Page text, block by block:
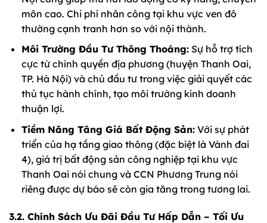
môn cao. Chi phí nhân công tại khu vực ven đô
thường cạnh tranh hơn so với nội thành.
Môi Trường Đầu Tư Thông Thoáng:Sự hỗ trợ tích
cực từ chính quyền địa phương (huyện Thanh Oai,
TP. Hà Nội) và chủ đầu tư trong việc giải quyết các
thủ tục hành chính, tạo môi trường kinh doanh
thuận lợi.
Tiềm Năng Tăng Giá Bất Động Sản:Với sự phát
triển của hạ tầng giao thông (đặc biệt là Vành đai
4), giá trị bất động sản công nghiệp tại khu vực
Thanh Oai nói chung và CCN Phương Trung nói
riêng được dự báo sẽ còn gia tăng trong tương lai.
3.2. Chính Sách Ưu Đãi Đầu Tư Hấp Dẫn – Tối Ưu